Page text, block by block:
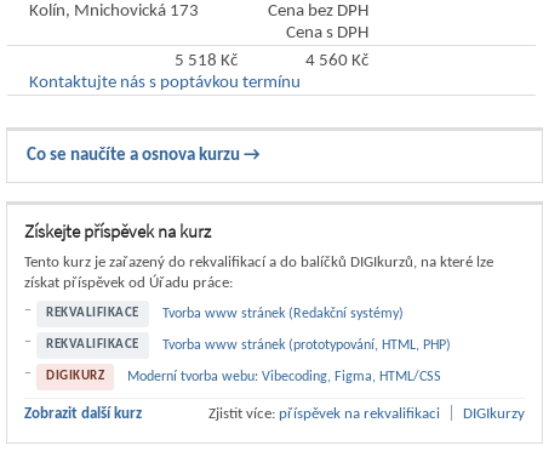
Kolín, Mnichovická 173
Cena bez DPH
Cena s DPH
4 560 Kč
5 518 Kč
Kontaktujte nás s poptávkou termínu
Co se naučíte a osnova kurzu →
Získejte příspěvek na kurz
Tento kurz je zařazený do rekvalifikací a do balíčků DIGIkurzů, na které lze
získat příspěvek od Úřadu práce:
REKVALIFIKACE Tvorba www stránek (Redakční systémy)
REKVALIFIKACE Tvorba www stránek (prototypování, HTML, PHP)
DIGIKURZ Moderní tvorba webu: Vibecoding, Figma, HTML/CSS
Zobrazit další kurz Zjistit více: příspěvek na rekvalifikaci DIGIkurzy